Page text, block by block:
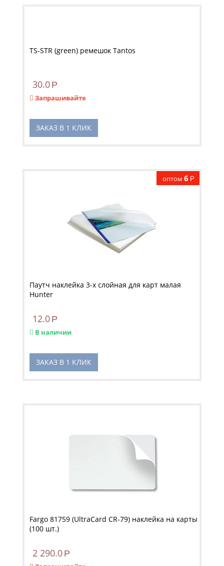
TS-STR (green) ремешок Tantos
30.0 Р
Запрашивайте
ЗАКАЗ В 1 КЛИК
оптом 6 Р
Паутч наклейка 3-х слойная для карт малая
Hunter
12.0 Р
В наличии
ЗАКАЗ В 1 КЛИК
Fargo 81759 (UltraCard CR-79) наклейка на карты
(100 шт.)
2 290.0 Р